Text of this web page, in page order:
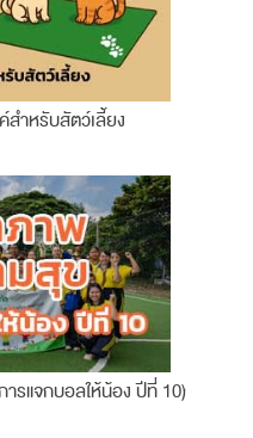
ำหรับสัตว์เลี้ยง
รแจกบอลให้น้อง ปีที่ 10)